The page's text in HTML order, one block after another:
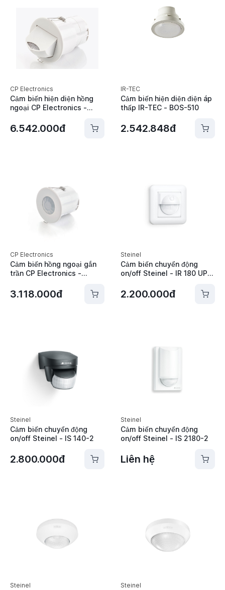
CP Electronics
Cảm biến hiện diện hồng
ngoại CP Electronics -
6.542.000đ
IR-TEC
Cảm biến hiện diện điện áp
thấp IR-TEC - BOS-510
2.542.848đ
CP Electronics
Cảm biến hồng ngoại gắn
trần CP Electronics -
3.118.000đ
Steinel
Cảm biến chuyển động
on/off Steinel - IR 180 UP
2.200.000đ
Steinel
Cảm biến chuyển động
on/off Steinel - IS 140-2
2.800.000đ
Steinel
Cảm biến chuyển động
on/off Steinel - IS 2180-2
Liên hệ
Steinel Steinel